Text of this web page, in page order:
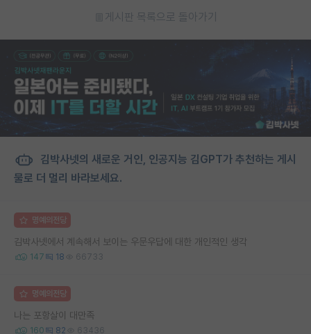
게시판 목록으로 돌아가기
김박사넷의 새로운 거인, 인공지능 김GPT가 추천하는 게시
물로 더 멀리 바라보세요.
명예의전당
김박사넷에서 계속해서 보이는 우문우답에 대한 개인적인 생각
147 18 66733
명예의전당
나는 포항살이 대만족
160 82 63436